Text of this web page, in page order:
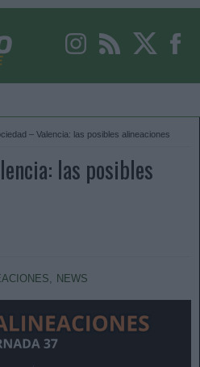
– Valencia: las posibles alineaciones
las posibles
, NEWS